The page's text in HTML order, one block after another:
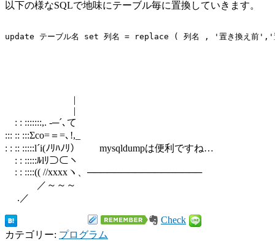
以下の様なSQLで地味にテーブル毎に置換していきます。
|
|
: : :::::::,. -─´､て
::: :: :::Σco=＝=､!,_
: : :: :::::l´i(ﾉﾘﾊﾉﾘ） mysqldumpは便利ですね…
: : :::::ﾙlﾘ⊃⊂ヽ
: : ::::(( //xxxxヽ、─────────────────
／～～～
.／
Check
カテゴリー: プログラム